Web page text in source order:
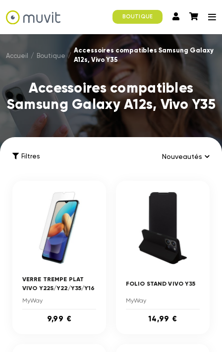
BOUTIQUE
Accueil / Boutique /
Accessoires compatibles Samsung Galaxy
A12s, Vivo Y35
Accessoires compatibles
Samsung Galaxy A12s, Vivo Y35
Filtres
VERRE TREMPE PLAT
VIVO Y22S/Y22/Y35/Y16
MyWay
9,99 €
FOLIO STAND VIVO Y35
MyWay
14,99 €